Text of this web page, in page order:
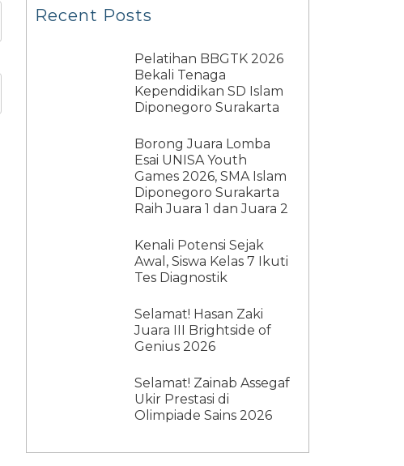
Recent Posts
Pelatihan BBGTK 2026
Bekali Tenaga
Kependidikan SD Islam
Diponegoro Surakarta
Borong Juara Lomba
Esai UNISA Youth
Games 2026, SMA Islam
Diponegoro Surakarta
Raih Juara 1 dan Juara 2
Kenali Potensi Sejak
Awal, Siswa Kelas 7 Ikuti
Tes Diagnostik
Selamat! Hasan Zaki
Juara III Brightside of
Genius 2026
Selamat! Zainab Assegaf
Ukir Prestasi di
Olimpiade Sains 2026